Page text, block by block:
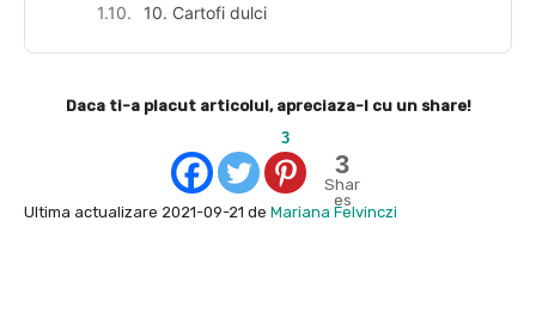
10. Cartofi dulci
Daca ti-a placut articolul, apreciaza-l cu un share!
3
3
Shar
es
Ultima actualizare 2021-09-21 de Mariana Felvinczi